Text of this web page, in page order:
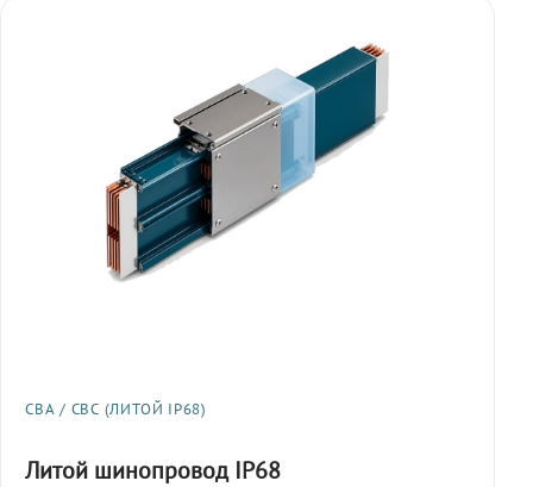
СВА / СВС (ЛИТОЙ IP68)
Литой шинопровод IP68